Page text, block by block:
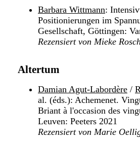
Barbara Wittmann:
Positionierungen im
Gesellschaft, Göttingen:
Rezensiert von Mieke
Altertum
Damian Agut-Labordère /
al. (éds.): Achemenet.
Briant à l'occasion des
Leuven: Peeters 2021
Rezensiert von Marie